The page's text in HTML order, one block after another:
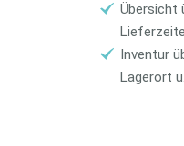
Übersicht
Inventur
Lagerort